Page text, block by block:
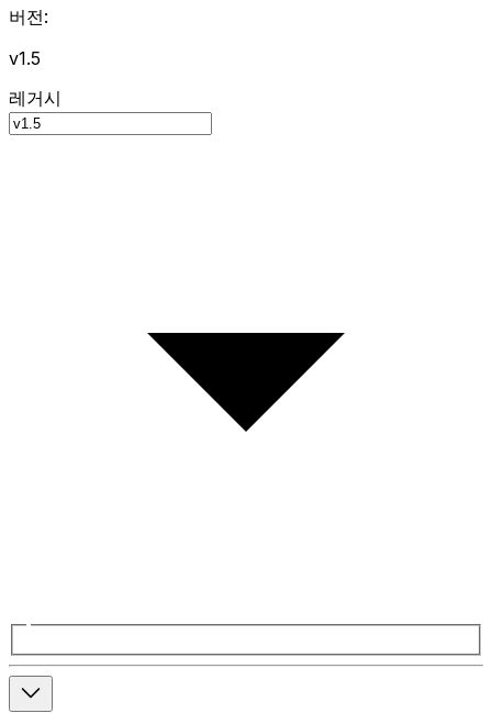
버전:
v1.5
레거시